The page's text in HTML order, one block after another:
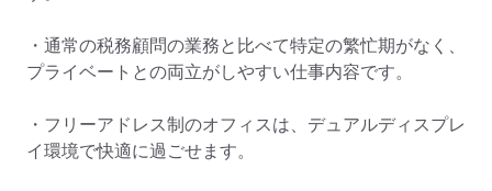
・通常の税務顧問の業務と比べて特定の繁忙期がなく、
プライベートとの両立がしやすい仕事内容です。
・フリーアドレス制のオフィスは、デュアルディスプレ
イ環境で快適に過ごせます。